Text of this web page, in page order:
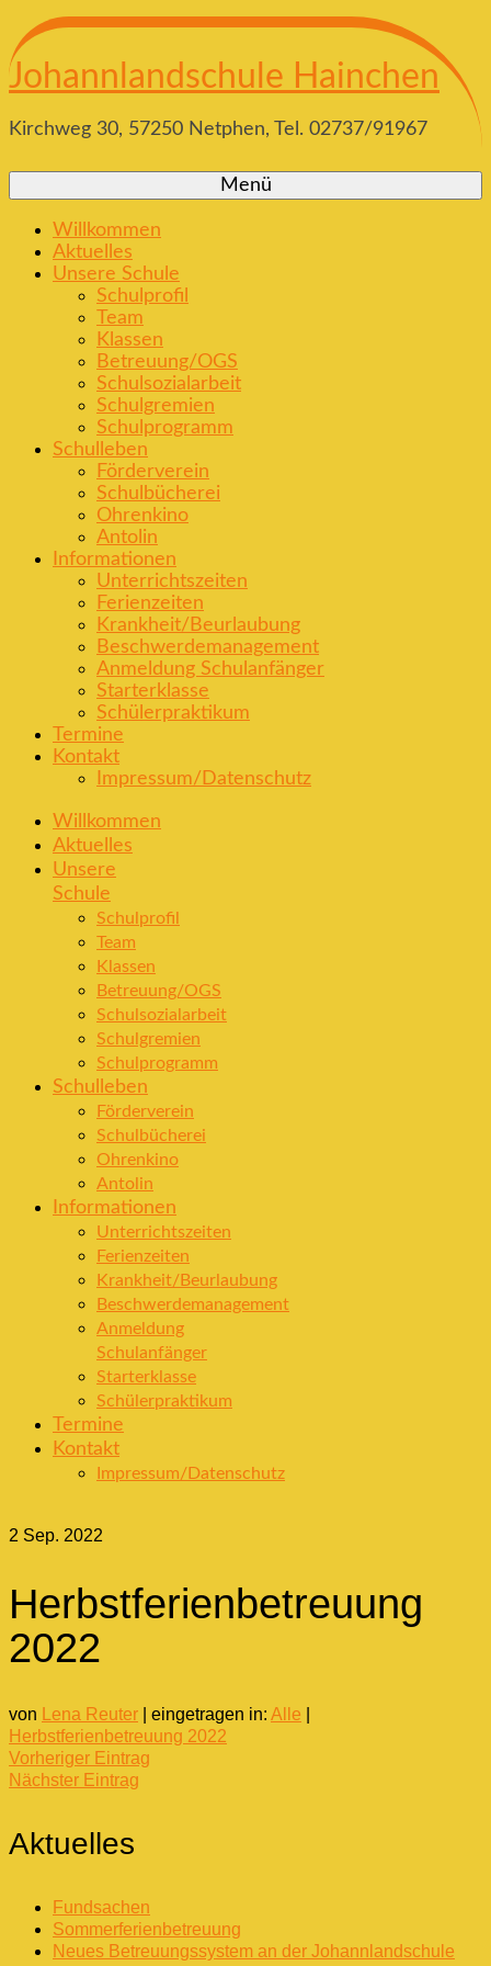
Johannlandschule Hainchen
Kirchweg 30, 57250 Netphen, Tel. 02737/91967
Menü
Willkommen
Aktuelles
Unsere Schule
Schulprofil
Team
Klassen
Betreuung/OGS
Schulsozialarbeit
Schulgremien
Schulprogramm
Schulleben
Förderverein
Schulbücherei
Ohrenkino
Antolin
Informationen
Unterrichtszeiten
Ferienzeiten
Krankheit/Beurlaubung
Beschwerdemanagement
Anmeldung Schulanfänger
Starterklasse
Schülerpraktikum
Termine
Kontakt
Impressum/Datenschutz
Willkommen
Aktuelles
Unsere
Schule
Schulprofil
Team
Klassen
Betreuung/OGS
Schulsozialarbeit
Schulgremien
Schulprogramm
Schulleben
Förderverein
Schulbücherei
Ohrenkino
Antolin
Informationen
Unterrichtszeiten
Ferienzeiten
Krankheit/Beurlaubung
Beschwerdemanagement
Anmeldung
Schulanfänger
Starterklasse
Schülerpraktikum
Termine
Kontakt
Impressum/Datenschutz
2 Sep. 2022
Herbstferienbetreuung
2022
von Lena Reuter eingetragen in: Alle
Herbstferienbetreuung 2022
Vorheriger Eintrag
Nächster Eintrag
Aktuelles
Fundsachen
Sommerferienbetreuung
Neues Betreuungssystem an der Johannlandschule